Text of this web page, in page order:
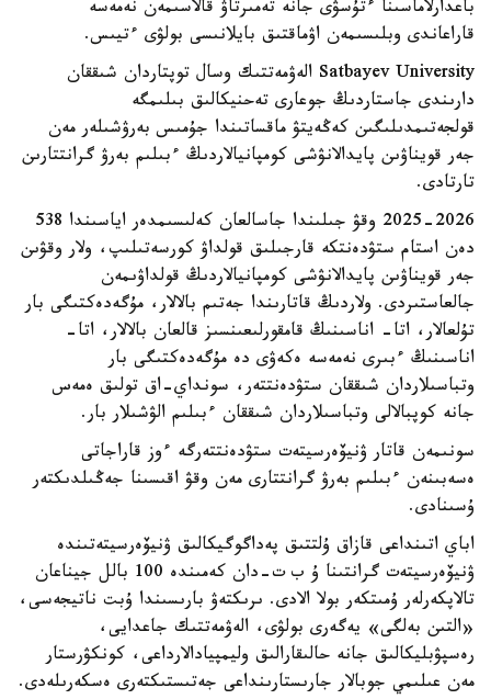
باعدارلاماسىنا ءتۇسۋى جانە تەمىرتاۋ قالاسىمەن نەمەسە
قاراعاندى وبلىسىمەن اۋماقتىق بايلانىسى بولۋى ءتيىس.
Satbayev University الەۋمەتتىك وسال توپتاردان شىققان
دارىندى جاستاردىڭ جوعارى تەحنيكالىق بىلىمگە
قولجەتىمدىلىگىن كەڭەيتۋ ماقساتىندا جۇمىس بەرۋشىلەر مەن
جەر قويناۋىن پايدالانۋشى كومپانيالاردىڭ ءبىلىم بەرۋ گرانتتارىن
تارتادى.
2025-2026 وقۋ جىلىندا جاسالعان كەلىسىمدەر اياسىندا 538
دەن استام ستۋدەنتكە قارجىلىق قولداۋ كورسەتىلىپ، ولار وقۋىن
جەر قويناۋىن پايدالانۋشى كومپانيالاردىڭ قولداۋىمەن
جالعاستىردى. ولاردىڭ قاتارىندا جەتىم بالالار، مۇگەدەكتىگى بار
تۇلعالار، اتا- اناسىنىڭ قامقورلىعىنسىز قالعان بالالار، اتا-
اناسىنىڭ ءبىرى نەمەسە ەكەۋى دە مۇگەدەكتىگى بار
وتباسىلاردان شىققان ستۋدەنتتەر، سونداي-اق تولىق ەمەس
جانە كوپبالالى وتباسىلاردان شىققان ءبىلىم الۋشىلار بار.
سونىمەن قاتار ۋنيۆەرسيتەت ستۋدەنتتەرگە ءوز قاراجاتى
ەسەبىنەن ءبىلىم بەرۋ گرانتتارى مەن وقۋ اقىسىنا جەڭىلدىكتەر
ۇسىنادى.
اباي اتىنداعى قازاق ۇلتتىق پەداگوگيكالىق ۋنيۆەرسيتەتىندە
ۋنيۆەرسيتەت گرانتىنا ۇ ب ت-دان كەمىندە 100 بالل جيناعان
تالاپكەرلەر ۇمىتكەر بولا الادى. ىرىكتەۋ بارىسىندا ۇبت ناتيجەسى،
«التىن بەلگى» يەگەرى بولۋى، الەۋمەتتىك جاعدايى،
رەسپۋبليكالىق جانە حالىقارالىق وليمپيادالارداعى، كونكۋرستار
مەن عىلىمي جوبالار جارىستارىنداعى جەتىستىكتەرى ەسكەرىلەدى.